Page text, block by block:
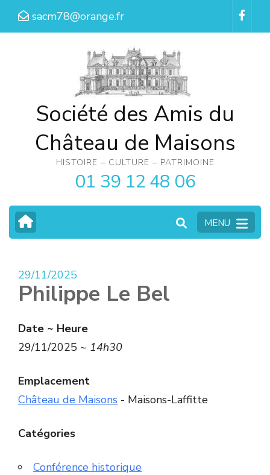
Aller
sacm78@orange.fr
Société des Amis du
Château de Maisons
HISTOIRE – CULTURE – PATRIMOINE
01 39 12 48 06
MENU
29/11/2025
Philippe Le Bel
Date ~ Heure
29/11/2025 ~ 14h30
Emplacement
Château de Maisons - Maisons-Laffitte
Catégories
Conférence historique